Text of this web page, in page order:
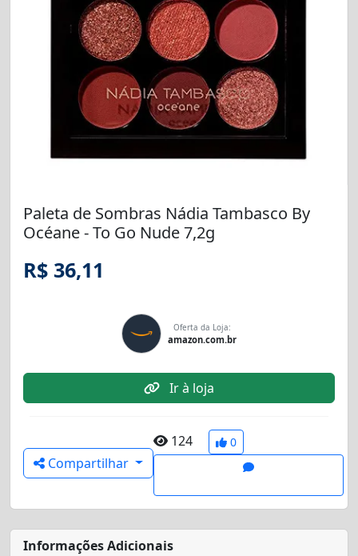
Paleta de Sombras Nádia Tambasco By
Océane - To Go Nude 7,2g
R$ 36,11
Oferta da Loja:
amazon.com.br
Ir à loja
Compartilhar
124 0
Informações Adicionais